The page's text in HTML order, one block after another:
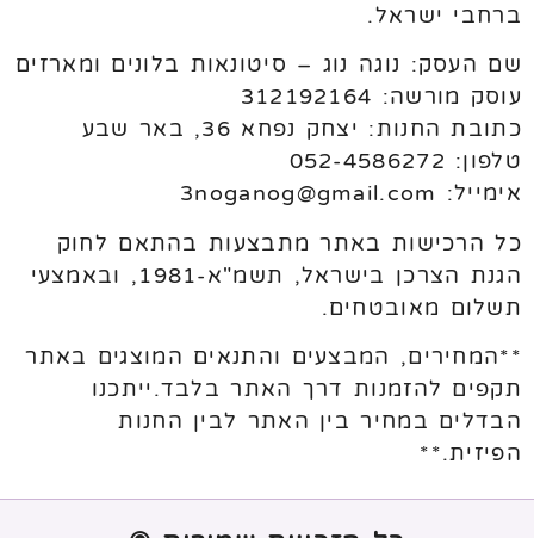
ברחבי ישראל.
שם העסק: נוגה נוג – סיטונאות בלונים ומארזים
עוסק מורשה: 312192164
כתובת החנות: יצחק נפחא 36, באר שבע
טלפון: 052-4586272
אימייל: 3noganog@gmail.com
כל הרכישות באתר מתבצעות בהתאם לחוק
הגנת הצרכן בישראל, תשמ"א-1981, ובאמצעי
תשלום מאובטחים.
**המחירים, המבצעים והתנאים המוצגים באתר
תקפים להזמנות דרך האתר בלבד.ייתכנו
הבדלים במחיר בין האתר לבין החנות
הפיזית.**